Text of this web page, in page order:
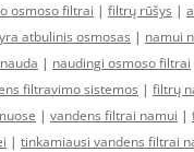
osmoso filtrai | filtrų rūšys |
atbulinis osmosas | namui
| naudingi osmoso filtrai
filtravimo sistemos | filtrų
| vandens filtrai namui |
| tinkamiausi vandens filtrai